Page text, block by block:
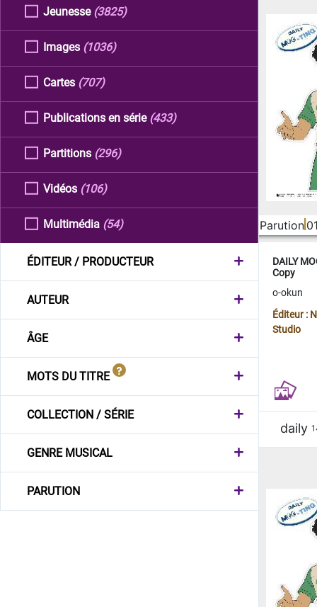
Jeunesse (3825)
Images (1036)
Cartes (707)
Publications en série (433)
Partitions (296)
Vidéos (106)
Multimédia (54)
ÉDITEUR / PRODUCTEUR
AUTEUR
ÂGE
MOTS DU TITRE
COLLECTION / SÉRIE
GENRE MUSICAL
PARUTION
Parution
DAILY
Copy
o-okun
Éditeur :
Studio
daily